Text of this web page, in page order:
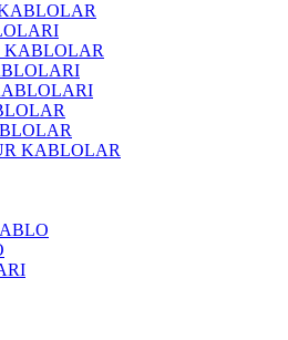
KABLOLAR
KABLOLAR